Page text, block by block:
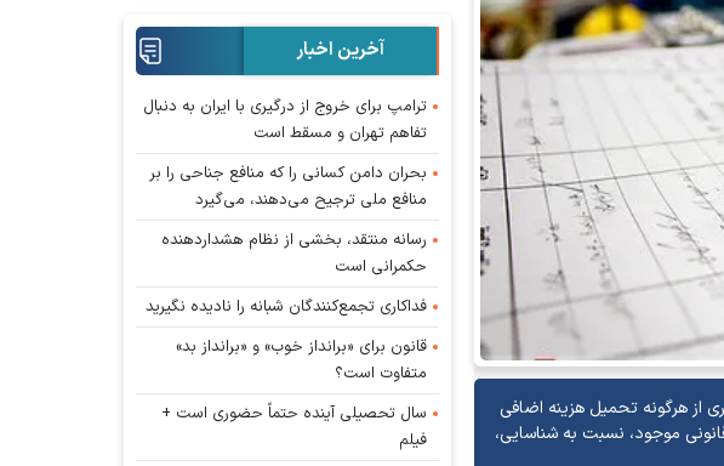
از هرگونه تحمیل هزینه اضافی
موجود، نسبت به شناسایی،
آخرین اخبار
ترامپ برای خروج از درگیری با ایران به دنبال
تفاهم تهران و مسقط است
بحران دامن کسانی را که منافع جناحی را بر
منافع ملی ترجیح می‌دهند، می‌گیرد
رسانه منتقد، بخشی از نظام هشداردهنده
حکمرانی است
فداکاری تجمع‌کنندگان شبانه را نادیده نگیرید
قانون برای «برانداز خوب» و «برانداز بد»
متفاوت است؟
سال تحصیلی آینده حتماً حضوری است +
فیلم